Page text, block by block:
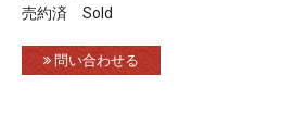
売約済 Sold
問い合わせる